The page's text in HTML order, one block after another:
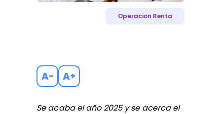
Operacion Renta
A- A+
Se acaba el año 2025 y se acerca el